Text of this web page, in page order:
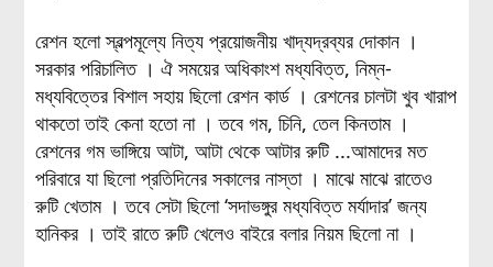
রেশন হলো স্বল্পমূল্যে নিত্য প্রয়োজনীয় খাদ্যদ্রব্যর দোকান ।
সরকার পরিচালিত । ঐ সময়ের অধিকাংশ মধ্যবিত্ত, নিম্ন-
মধ্যবিত্তের বিশাল সহায় ছিলো রেশন কার্ড । রেশনের চালটা খুব খারাপ
থাকতো তাই কেনা হতো না । তবে গম, চিনি, তেল কিনতাম ।
রেশনের গম ভাঙ্গিয়ে আটা, আটা থেকে আটার রুটি ...আমাদের মত
পরিবারে যা ছিলো প্রতিদিনের সকালের নাস্তা । মাঝে মাঝে রাতেও
রুটি খেতাম । তবে সেটা ছিলো ‘সদাভঙ্গুর মধ্যবিত্ত মর্যাদার’ জন্য
হানিকর । তাই রাতে রুটি খেলেও বাইরে বলার নিয়ম ছিলো না ।